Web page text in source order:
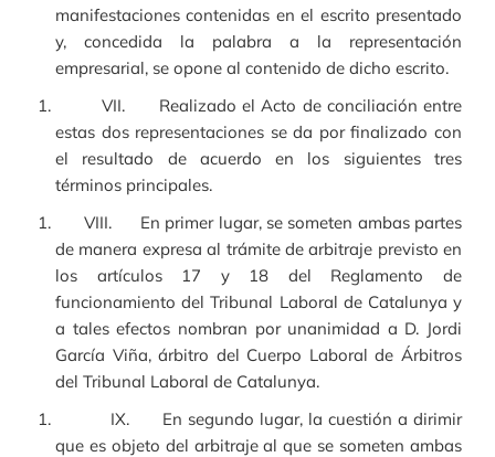
manifestaciones contenidas en el escrito presentado
y, concedida la palabra a la representación
empresarial, se opone al contenido de dicho escrito.
VII. Realizado el Acto de conciliación entre
estas dos representaciones se da por finalizado con
el resultado de acuerdo en los siguientes tres
términos principales.
VIII. En primer lugar, se someten ambas partes
de manera expresa al trámite de arbitraje previsto en
los artículos 17 y 18 del Reglamento de
funcionamiento del Tribunal Laboral de Catalunya y
a tales efectos nombran por unanimidad a D. Jordi
García Viña, árbitro del Cuerpo Laboral de Árbitros
del Tribunal Laboral de Catalunya.
IX. En segundo lugar, la cuestión a dirimir
que es objeto del arbitraje al que se someten ambas